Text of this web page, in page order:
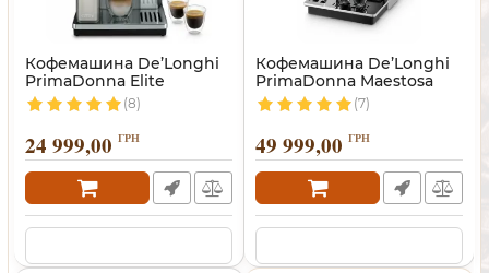
Кофемашина De’Longhi
PrimaDonna Elite
(8)
24 999,00 ГРН
Кофемашина De’Longhi
PrimaDonna Maestosa
(7)
49 999,00 ГРН